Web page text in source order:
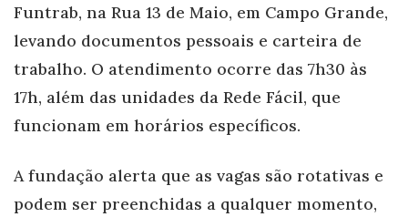
Funtrab, na Rua 13 de Maio, em Campo Grande,
levando documentos pessoais e carteira de
trabalho. O atendimento ocorre das 7h30 às
17h, além das unidades da Rede Fácil, que
funcionam em horários específicos.
A fundação alerta que as vagas são rotativas e
podem ser preenchidas a qualquer momento,